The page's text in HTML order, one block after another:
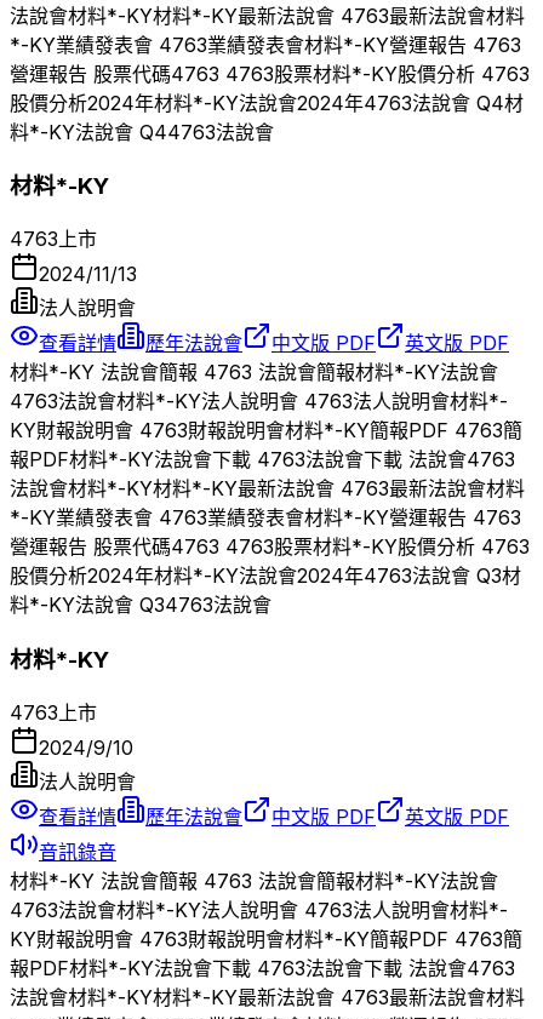
法說會材料*-KY材料*-KY最新法說會 4763最新法說會材料
*-KY業績發表會 4763業績發表會材料*-KY營運報告 4763
營運報告 股票代碼4763 4763股票材料*-KY股價分析 4763
股價分析2024年材料*-KY法說會2024年4763法說會 Q4材
料*-KY法說會 Q44763法說會
材料*-KY
4763上市
2024/11/13
法人說明會
查看詳情
歷年法說會 中文版 PDF
英文版 PDF
材料*-KY 法說會簡報 4763 法說會簡報材料*-KY法說會
4763法說會材料*-KY法人說明會 4763法人說明會材料*-
KY財報說明會 4763財報說明會材料*-KY簡報PDF 4763簡
報PDF材料*-KY法說會下載 4763法說會下載 法說會4763
法說會材料*-KY材料*-KY最新法說會 4763最新法說會材料
*-KY業績發表會 4763業績發表會材料*-KY營運報告 4763
營運報告 股票代碼4763 4763股票材料*-KY股價分析 4763
股價分析2024年材料*-KY法說會2024年4763法說會 Q3材
料*-KY法說會 Q34763法說會
材料*-KY
4763 上市
2024/9/10
法人說明會
查看詳情
歷年法說會 中文版 PDF
英文版 PDF
音訊錄音
材料*-KY 法說會簡報 4763 法說會簡報材料*-KY法說會
4763法說會材料*-KY法人說明會 4763法人說明會材料*-
KY財報說明會 4763財報說明會材料*-KY簡報PDF 4763簡
報PDF材料*-KY法說會下載 4763法說會下載 法說會4763
法說會材料*-KY材料*-KY最新法說會 4763最新法說會材料